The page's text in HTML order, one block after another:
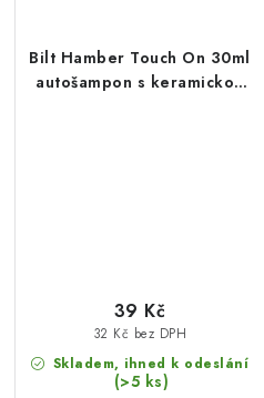
Bilt Hamber Touch On 30ml
autošampon s keramickou
Skladem, ihned k odeslání
(>5 ks)
32 Kč bez DPH
39 Kč